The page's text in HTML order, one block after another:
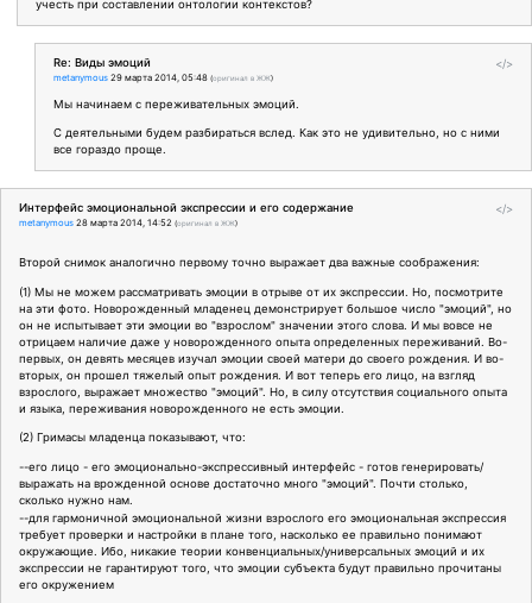
учесть при составлении онтологии контекстов?
</>
Re: Виды эмоций
metanymous 29 марта 2014, 05:48 (оригинал в ЖЖ)
Мы начинаем с переживательных эмоций.
С деятельными будем разбираться вслед. Как это не удивительно, но с ними
все гораздо проще.
</>
Интерфейс эмоциональной экспрессии и его содержание
metanymous 28 марта 2014, 14:52 (оригинал в ЖЖ)
Второй снимок аналогично первому точно выражает два важные соображения:
(1) Мы не можем рассматривать эмоции в отрыве от их экспрессии. Но, посмотрите
на эти фото. Новорожденный младенец демонстрирует большое число "эмоций", но
он не испытывает эти эмоции во "взрослом" значении этого слова. И мы вовсе не
отрицаем наличие даже у новорожденного опыта определенных переживаний. Во-
первых, он девять месяцев изучал эмоции своей матери до своего рождения. И во-
вторых, он прошел тяжелый опыт рождения. И вот теперь его лицо, на взгляд
взрослого, выражает множество "эмоций". Но, в силу отсутствия социального опыта
и языка, переживания новорожденного не есть эмоции.
(2) Гримасы младенца показывают, что:
--его лицо - его эмоционально-экспрессивный интерфейс - готов генерировать/
выражать на врожденной основе достаточно много "эмоций". Почти столько,
сколько нужно нам.
--для гармоничной эмоциональной жизни взрослого его эмоциональная экспрессия
требует проверки и настройки в плане того, насколько ее правильно понимают
окружающие. Ибо, никакие теории конвенциальных/универсальных эмоций и их
экспрессии не гарантируют того, что эмоции субъекта будут правильно прочитаны
его окружением